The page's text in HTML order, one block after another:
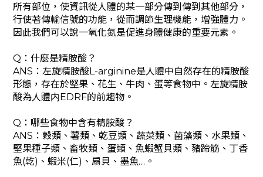
所有部位，使資訊從人體的某一部分傳到傳到其他部分，
行使著傳輸信號的功能，從而調節生理機能，增強體力。
因此我們可以說一氧化氮是促進身體健康的重要元素。
Q：什麼是精胺酸？
ANS：左旋精胺酸L-arginine是人體中自然存在的精胺酸
形態，存在於堅果、花生、牛肉、蛋等食物中。左旋精胺
酸為人體内EDRF的前趨物。
Q：哪些食物中含有精胺酸？
ANS：穀類、薯類、乾豆類、蔬菜類、菌藻類、水果類、
堅果種子類、畜牧類、蛋類、魚蝦蟹貝類、豬蹄筋、丁香
魚(乾)、蝦米(仁)、扇貝、墨魚…。